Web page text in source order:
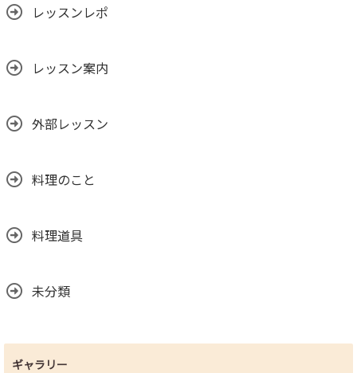
レッスンレポ
レッスン案内
外部レッスン
料理のこと
料理道具
未分類
ギャラリー